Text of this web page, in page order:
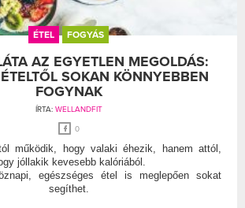
ÉTEL FOGYÁS
AZ EGYETLEN MEGOLDÁS:
SOKAN KÖNNYEBBEN
FOGYNAK
ÍRTA: WELLANDFIT
0
működik, hogy valaki éhezik, hanem attól,
jóllakik kevesebb kalóriából.
egészséges étel is meglepően sokat
segíthet.